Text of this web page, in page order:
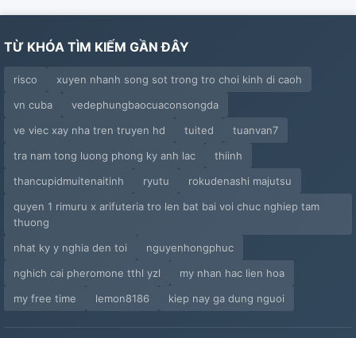
TỪ KHÓA TÌM KIẾM GẦN ĐÂY
risco
xuyen nhanh song sot trong tro choi kinh di caoh
vn cuba
vedephungbaocuaconsongda
ve viec xay nha tren truyen hd
tuited
tuanvan7
tra nam tong luong phong ky anh lac
thiinh
thancupidmuitenaitinh
ryutu
rokudenashi majutsu
quyen 1 rimuru x arifuteria tro len bat bai voi chuc nghiep tam
thuong
nhat ky y nghia den toi
nguyenhongphuc
nghich cai pheromone tthl yzl
my nhan hac lien hoa
my free time
lemon8186 kiep nay ga dung nguoi